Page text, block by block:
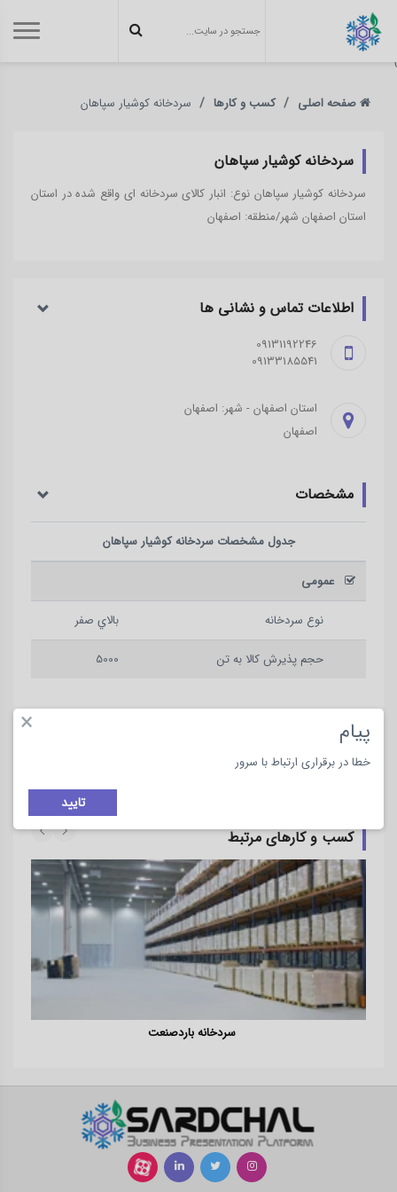
}
صفحه اصلی کسب و کارها سردخانه کوشیار سپاهان
سردخانه کوشیار سپاهان
سردخانه کوشیار سپاهان نوع: انبار کالای سردخانه ای واقع شده در استان
استان اصفهان شهر/منطقه: اصفهان
اطلاعات تماس و نشانی ‌ها
09131192246
09133185541
استان اصفهان - شهر: اصفهان
اصفهان
مشخصات
جدول مشخصاتسردخانه کوشیار سپاهان
عمومی
نوع سردخانه بالاي صفر
حجم پذیرش کالا به تن 5000
کسب و کارهای مرتبط
سردخانه باردصنعت
× پیام
خطا در برقراری ارتباط با سرور
تایید